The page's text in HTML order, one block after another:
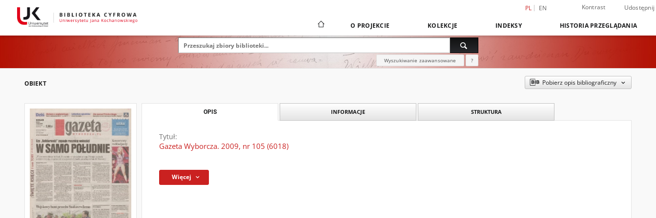
PL EN Kontrast Udostępnij
O PROJEKCIE KOLEKCJE INDEKSY HISTORIA PRZEGLĄDANIA
Wyszukiwanie zaawansowane ?
OBIEKT Pobierz opis bibliograficzny
OPIS INFORMACJE STRUKTURA
Tytuł:
Gazeta Wyborcza. 2009, nr 105 (6018)
Więcej